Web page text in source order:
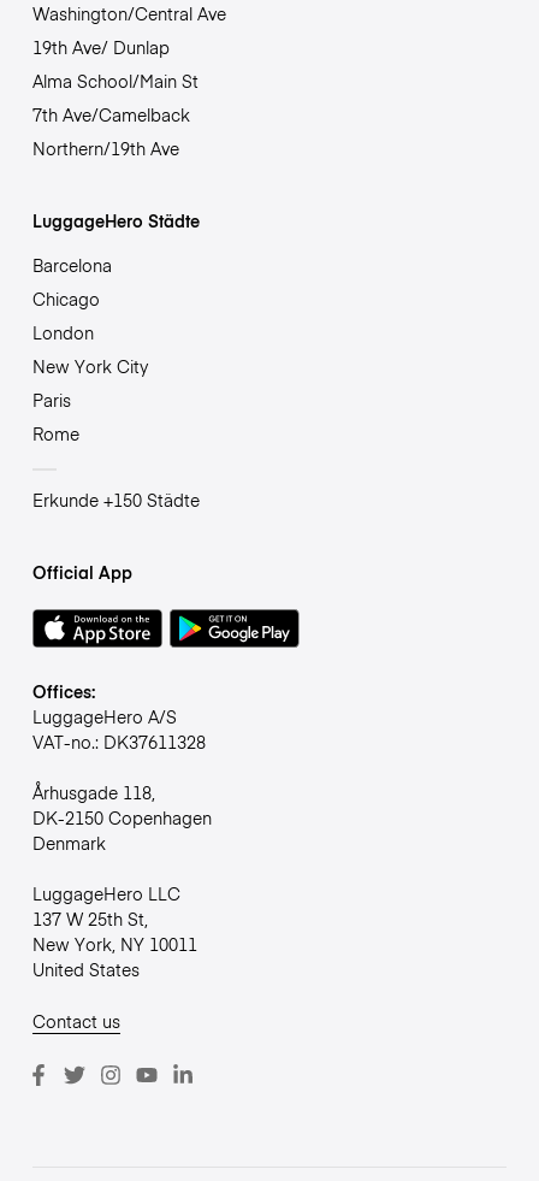
Washington/Central Ave
19th Ave/ Dunlap
Alma School/Main St
7th Ave/Camelback
Northern/19th Ave
LuggageHero Städte
Barcelona
Chicago
London
New York City
Paris
Rome
Erkunde +150 Städte
Official App
Offices:
LuggageHero A/S
VAT-no.: DK37611328
Århusgade 118,
DK-2150 Copenhagen
Denmark
LuggageHero LLC
137 W 25th St,
New York, NY 10011
United States
Contact us